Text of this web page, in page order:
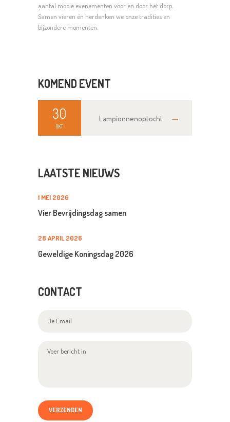
aantal mooie evenementen voor en door het dorp.
Samen vieren én herdenken we onze tradities en
bijzondere momenten.
KOMEND EVENT
30
OKT
Lampionnenoptocht
LAATSTE NIEUWS
1 MEI 2026
Vier Bevrijdingsdag samen
28 APRIL 2026
Geweldige Koningsdag 2026
CONTACT